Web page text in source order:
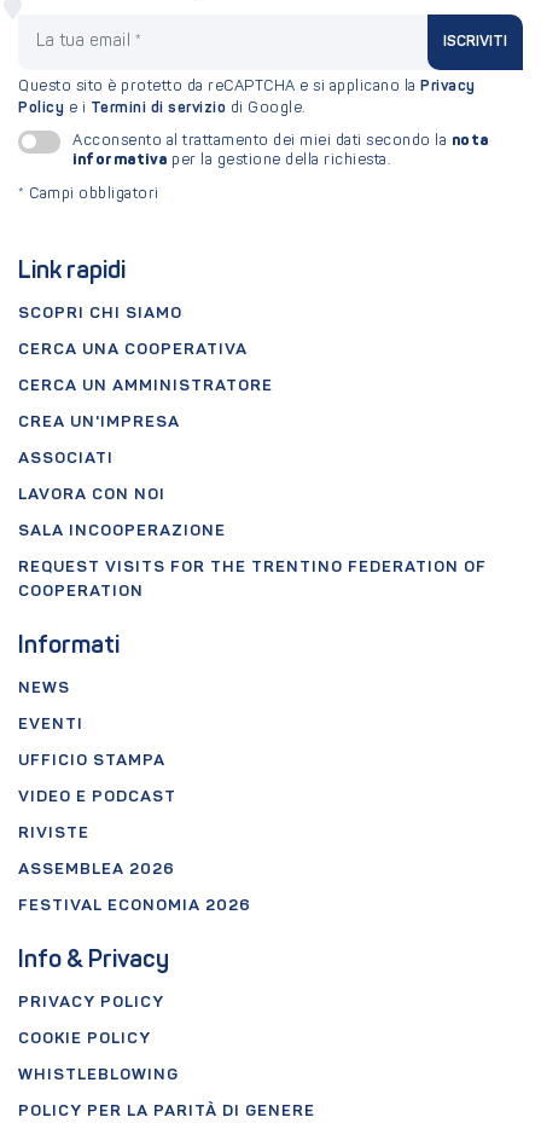
Link rapidi
SCOPRI CHI SIAMO
CERCA UNA COOPERATIVA
CERCA UN AMMINISTRATORE
CREA UN'IMPRESA
ASSOCIATI
LAVORA CON NOI
SALA INCOOPERAZIONE
REQUEST VISITS FOR THE TRENTINO FEDERATION OF
COOPERATION
Informati
NEWS
EVENTI
UFFICIO STAMPA
VIDEO E PODCAST
RIVISTE
ASSEMBLEA 2026
FESTIVAL ECONOMIA 2026
Info & Privacy
PRIVACY POLICY
COOKIE POLICY
WHISTLEBLOWING
POLICY PER LA PARITÀ DI GENERE
ISCRIVITI
Questo sito è protetto da reCAPTCHA e si applicano la Privacy
Policy e i Termini di servizio di Google.
Acconsento al trattamento dei miei dati secondo la nota
informativa per la gestione della richiesta.
* Campi obbligatori